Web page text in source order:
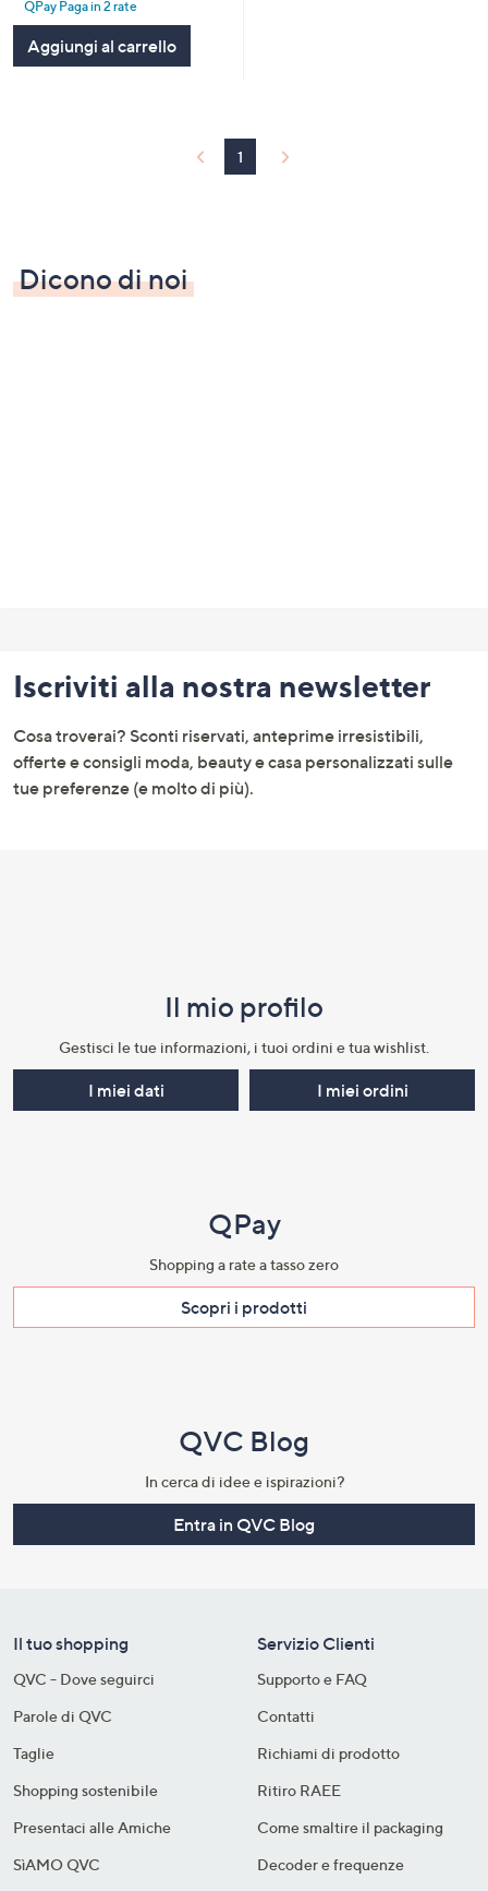
5
Stars
QPay Paga in 2 rate
Aggiungi al carrello
1
Dicono di noi
menu
e
informazioni
Iscriviti alla nostra newsletter
Cosa troverai? Sconti riservati, anteprime irresistibili,
offerte e consigli moda, beauty e casa personalizzati sulle
tue preferenze (e molto di più).
Il mio profilo​
Gestisci le tue informazioni, i tuoi ordini e tua wishlist.​
I miei dati I miei ordini
QPay
Shopping a rate a tasso zero​
Scopri i prodotti​
QVC Blog
In cerca di idee e ispirazioni?
Entra in QVC Blog
Il tuo shopping
QVC - Dove seguirci
Parole di QVC
Taglie
Shopping sostenibile​
Presentaci alle Amiche
SìAMO QVC
Servizio Clienti
Supporto e FAQ
Contatti
Richiami di prodotto
Ritiro RAEE
Come smaltire il packaging​
Decoder e frequenze​